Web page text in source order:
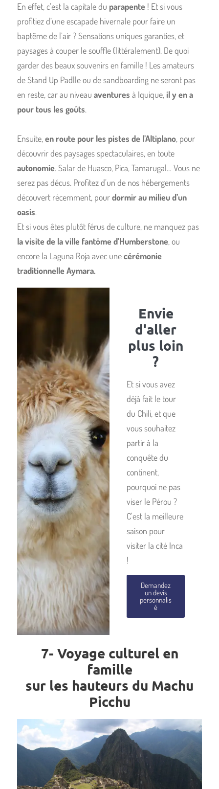
En effet, c’est la capitale du parapente ! Et si vous
profitiez d’une escapade hivernale pour faire un
baptême de l’air ? Sensations uniques garanties, et
paysages à couper le souffle (littéralement). De quoi
garder des beaux souvenirs en famille ! L es amateurs
de Stand Up Padlle ou de sandboarding ne seront pas
en reste, car au niveau aventures à Iquique, il y en a
pour tous les goûts.
Ensuite, en route pour les pistes de l’Altiplano, pour
découvrir des paysages spectaculaires, en toute
autonomie. Salar de Huasco, Pica, Tamarugal… Vous ne
serez pas décus. Profitez d’un de nos hébergements
découvert récemment, pourdormir au milieu d’un
oasis.
Et si vous êtes plutôt férus de culture, ne manquez pas
la visite de la ville fantôme d’Humberstone, ou
encore la Laguna Roja avec unecérémonie
traditionnelle Aymara.
Envie
d'aller
plus loin
?
Et si vous avez
déjà fait le tour
du Chili, et que
vous souhaitez
partir à la
conquête du
continent,
pourquoi ne pas
viser le Pérou ?
C'est la meilleure
saison pour
visiter la cité Inca
!
Demandez
un devis
personnalis
é
7- Voyage culturel en
famille
sur les hauteurs du Machu
Picchu